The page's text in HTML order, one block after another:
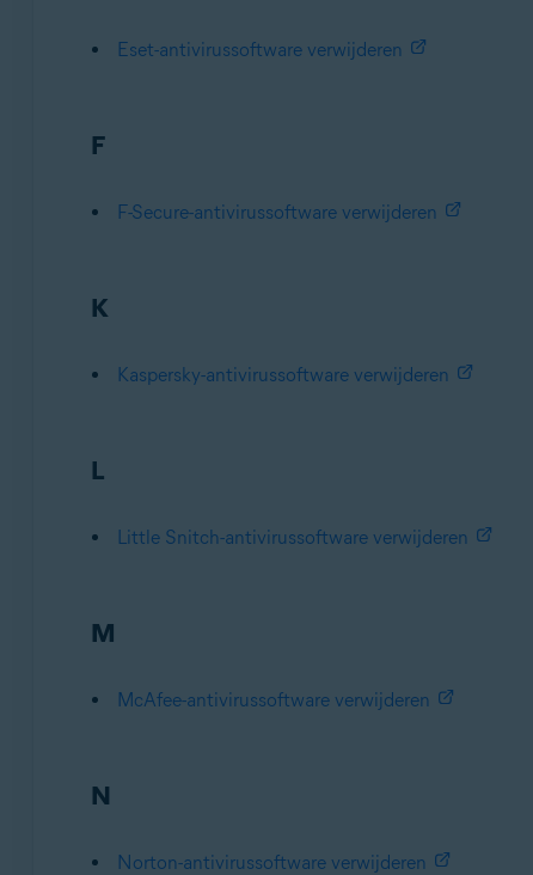
Eset-antivirussoftware verwijderen
F
F-Secure-antivirussoftware verwijderen
K
Kaspersky-antivirussoftware verwijderen
L
Little Snitch-antivirussoftware verwijderen
M
McAfee-antivirussoftware verwijderen
N
Norton-antivirussoftware verwijderen